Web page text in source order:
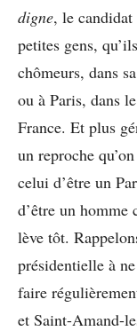
digne, le candidat
petites gens,
chômeurs, dans
ou à Paris, dans
France. Et plus
un reproche
celui d’être un
d’être un homme
lève tôt.
présidentielle à
faire
et Saint-Amand-